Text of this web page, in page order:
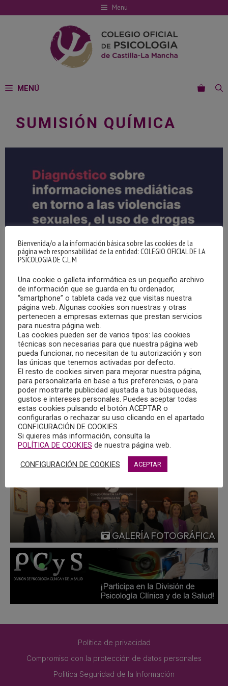
al
Menu
MENÚ
SUMISIÓN QUÍMICA
DIAGNÓSTICO SOBRE INFORMACIÓNES
MEDIÁTICAS EN TORNO A LAS VIOLENCIAS
SEXUALES, EL USO DE DROGAS Y LA SUMISIÓN
QUÍMICA
27/09/2023
El observatorio Noctámbul@s, a través de la Fundación
Salud y Comunidad, ha editado un documento centrado
en el diagnóstico sobre informaciones mediáticas en
torno a las violencias sexuales, el uso de drogas y la
sumisión química.
MÁS
GALERÍA FOTOGRÁFICA
Política de privacidad
Compromiso con la protección de datos personales
Politica Seguridad de la Información
Bienvenida/o a la información básica sobre las cookies de la
página web responsabilidad de la entidad: COLEGIO OFICIAL DE LA
PSICOLOGIA DE C.L.M
Una cookie o galleta informática es un pequeño archivo
de información que se guarda en tu ordenador,
“smartphone” o tableta cada vez que visitas nuestra
página web. Algunas cookies son nuestras y otras
pertenecen a empresas externas que prestan servicios
para nuestra página web.
Las cookies pueden ser de varios tipos: las cookies
técnicas son necesarias para que nuestra página web
pueda funcionar, no necesitan de tu autorización y son
las únicas que tenemos activadas por defecto.
El resto de cookies sirven para mejorar nuestra página,
para personalizarla en base a tus preferencias, o para
poder mostrarte publicidad ajustada a tus búsquedas,
gustos e intereses personales. Puedes aceptar todas
estas cookies pulsando el botón ACEPTAR o
configurarlas o rechazar su uso clicando en el apartado
CONFIGURACIÓN DE COOKIES.
Si quieres más información, consulta la
POLÍTICA DE COOKIES de nuestra página web.
CONFIGURACIÓN DE COOKIES ACEPTAR